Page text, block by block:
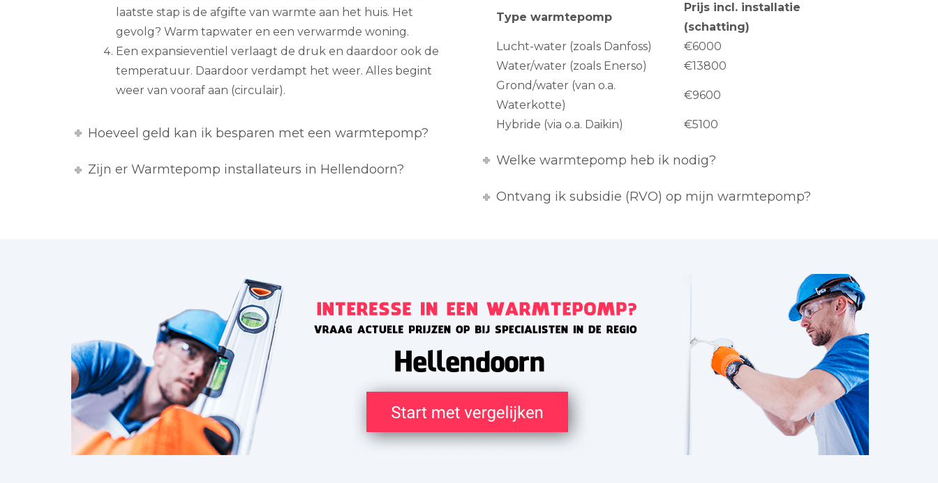
laatste stap is de afgifte van warmte aan het huis. Het
gevolg? Warm tapwater en een verwarmde woning.
Een expansieventiel verlaagt de druk en daardoor ook de
temperatuur. Daardoor verdampt het weer. Alles begint
weer van vooraf aan (circulair).
Hoeveel geld kan ik besparen met een warmtepomp?
Zijn er Warmtepomp installateurs in Hellendoorn?
Type warmtepomp
Prijs incl. installatie
(schatting)
Lucht-water (zoals Danfoss)
€6000
Water/water (zoals Enerso)
€13800
Grond/water (van o.a.
Waterkotte)
€9600
Hybride (via o.a. Daikin) €5100
Welke warmtepomp heb ik nodig?
Ontvang ik subsidie (RVO) op mijn warmtepomp?